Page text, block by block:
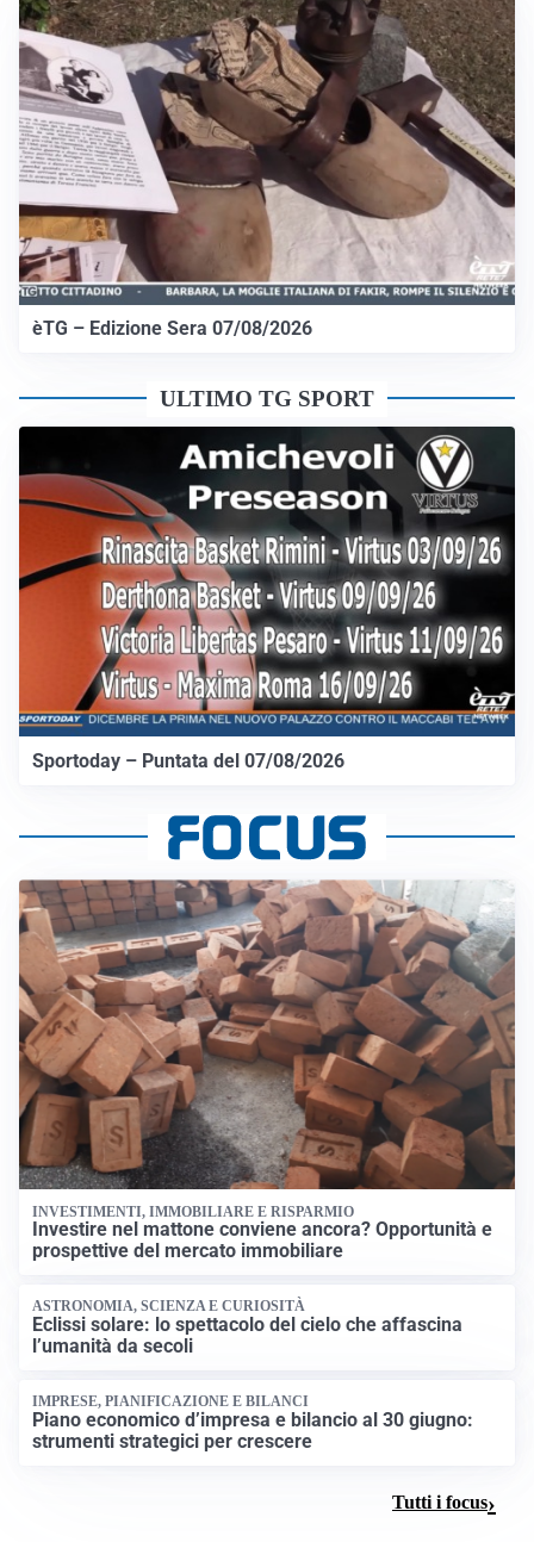
èTG – Edizione Sera 07/08/2026
ULTIMO TG SPORT
Sportoday – Puntata del 07/08/2026
INVESTIMENTI, IMMOBILIARE E RISPARMIO
Investire nel mattone conviene ancora? Opportunità e
prospettive del mercato immobiliare
ASTRONOMIA, SCIENZA E CURIOSITÀ
Eclissi solare: lo spettacolo del cielo che affascina
l’umanità da secoli
IMPRESE, PIANIFICAZIONE E BILANCI
Piano economico d’impresa e bilancio al 30 giugno:
strumenti strategici per crescere
Tutti i focus